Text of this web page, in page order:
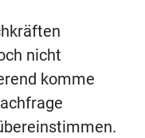
nicht
komme